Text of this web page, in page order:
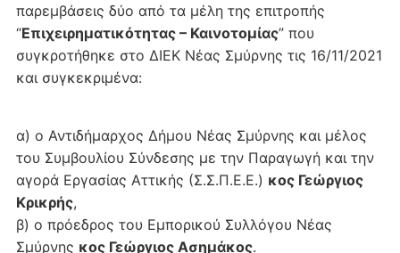
παρεμβάσεις δύο από τα μέλη της επιτροπής
“Επιχειρηματικότητας – Καινοτομίας” που
συγκροτήθηκε στο ΔΙΕΚ Νέας Σμύρνης τις 16/11/2021
και συγκεκριμένα:
α) ο Αντιδήμαρχος Δήμου Νέας Σμύρνης και μέλος
του Συμβουλίου Σύνδεσης με την Παραγωγή και την
αγορά Εργασίας Αττικής (Σ.Σ.Π.Ε.Ε.) κος Γεώργιος
Κρικρής,
β) ο πρόεδρος του Εμπορικού Συλλόγου Νέας
Σμύρνης κος Γεώργιος Ασημάκος.